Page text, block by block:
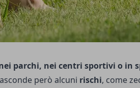
parchi, nei centri sportivi o in
però alcuni rischi, come